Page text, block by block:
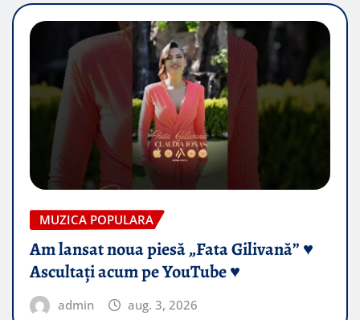
MUZICA POPULARA
Am lansat noua piesă „Fata Gilivană” ♥️
Ascultați acum pe YouTube ♥️
admin aug. 3, 2026